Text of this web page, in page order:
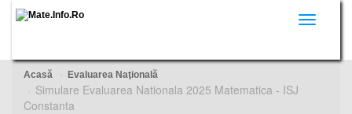
Toggle
Acasă Evaluarea Naţională
Simulare Evaluarea Nationala 2025 Matematica - ISJ
Constanta